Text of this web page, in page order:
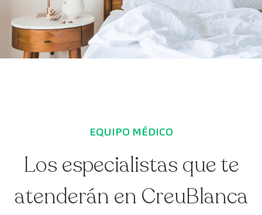
EQUIPO MÉDICO
Los especialistas que te
atenderán en CreuBlanca